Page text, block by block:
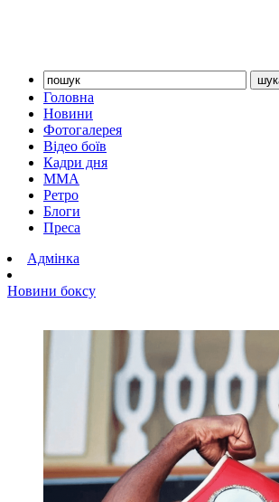
Головна
Новини
Фотогалерея
Відео боїв
Кадри дня
ММА
Ретро
Блоги
Преса
Адмінка
Новини боксу